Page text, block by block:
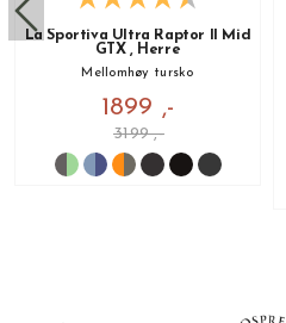
La Sportiva Ultra Raptor II Mid
GTX , Herre
Mellomhøy tursko
1899 ,-
3199 ,-